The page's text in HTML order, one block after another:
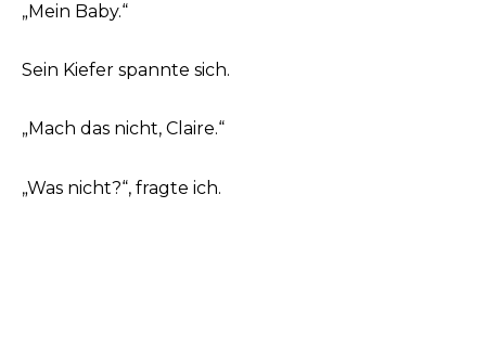
„Mein Baby.“
Sein Kiefer spannte sich.
„Mach das nicht, Claire.“
„Was nicht?“, fragte ich.